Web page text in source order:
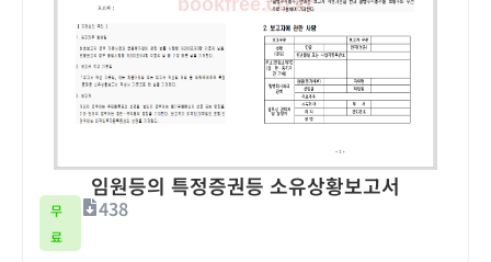
임원등의 특정증권등 소유상황보고서
무
료
438